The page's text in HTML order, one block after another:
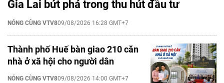
Gia Lai bứt phá trong thu hút đầu tư
NÓNG CÙNG VTV809/08/2026 16:28 GMT+7
Thành phố Huế bàn giao 210 căn
nhà ở xã hội cho người dân
NÓNG CÙNG VTV809/08/2026 14:00 GMT+7